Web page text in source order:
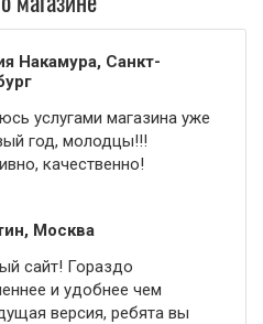
Накамура, Санкт-
услугами магазина уже
год, молодцы!!!
качественно!
Москва
сайт! Гораздо
и удобнее чем
версия, ребята вы